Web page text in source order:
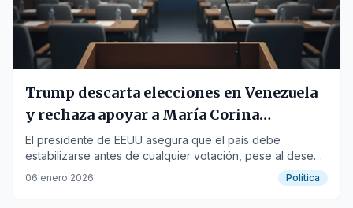
Trump descarta elecciones en Venezuela
y rechaza apoyar a María Corina
Machado
El presidente de EEUU asegura que el país debe
estabilizarse antes de cualquier votación, pese al deseo
de la líder opositora de regresar.
06 enero 2026 Política